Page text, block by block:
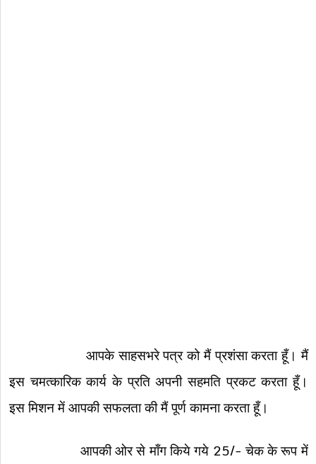
आपके साहसभरे पत्र को मैं प्रशंसा करता हूँ। मैं
इस चमत्कारिक कार्य के प्रति अपनी सहमति प्रकट करता हूँ।
इस मिशन में आपकी सफलता की मैं पूर्ण कामना करता हूँ।
आपकी ओर से माँग किये गये 25/- चेक के रूप में